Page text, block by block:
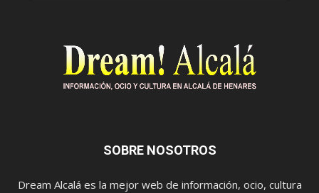
SOBRE NOSOTROS
Dream Alcalá es la mejor web de información, ocio, cultura